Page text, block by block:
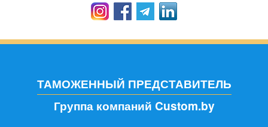
ТАМОЖЕННЫЙ ПРЕДСТАВИТЕЛЬ
Группа компаний Custom.by